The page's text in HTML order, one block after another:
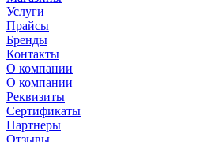
Услуги
Прайсы
Бренды
Контакты
О компании
О компании
Реквизиты
Сертификаты
Партнеры
Отзывы